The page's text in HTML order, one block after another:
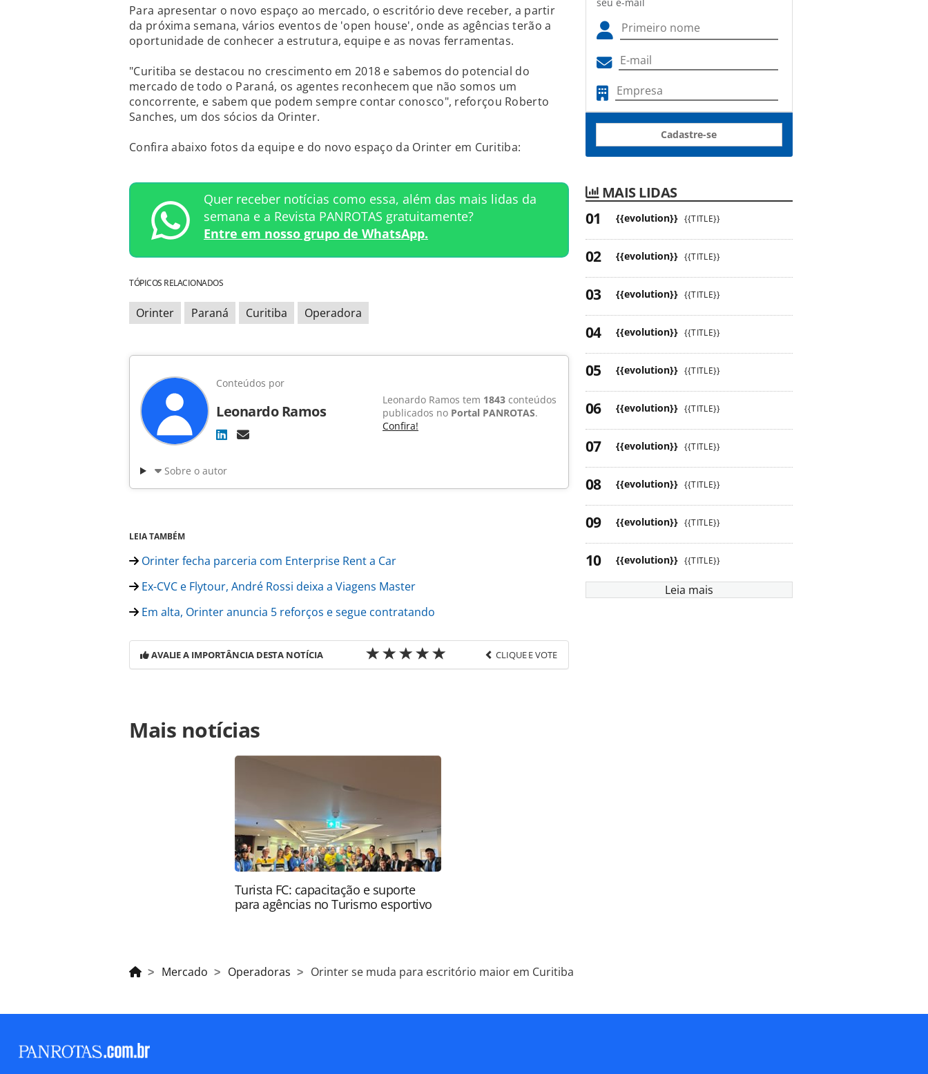
Para apresentar o novo espaço ao mercado, o escritório deve receber, a partir
da próxima semana, vários eventos de 'open house', onde as agências terão a
oportunidade de conhecer a estrutura, equipe e as novas ferramentas.
"Curitiba se destacou no crescimento em 2018 e sabemos do potencial do
mercado de todo o Paraná, os agentes reconhecem que não somos um
concorrente, e sabem que podem sempre contar conosco", reforçou Roberto
Sanches, um dos sócios da Orinter.
Confira abaixo fotos da equipe e do novo espaço da Orinter em Curitiba:
Quer receber notícias como essa, além das mais lidas da
semana e a Revista PANROTAS gratuitamente?
Entre em nosso grupo de WhatsApp.
TÓPICOS RELACIONADOS
Orinter Paraná Curitiba Operadora
Conteúdos por
Leonardo Ramos
Leonardo Ramos tem 1843 conteúdos
publicados no Portal PANROTAS.
Confira!
Sobre o autor
LEIA TAMBÉM
Orinter fecha parceria com Enterprise Rent a Car
Ex-CVC e Flytour, André Rossi deixa a Viagens Master
Em alta, Orinter anuncia 5 reforços e segue contratando
AVALIE A IMPORTÂNCIA DESTA NOTÍCIA CLIQUE E VOTE
https://www.panrotas.com.br/mercado/operadoras/2019/03/orinter-se-muda-para-
escritorio-maior-em-curitiba_162795.html ou as ferramentas oferecidas na página. Todo
o conteúdo produzido pela PANROTAS Editora é protegido pela legislação brasileira
Mais notícias
Turista FC: capacitação e suporte
para agências no Turismo esportivo
Cadastre-se
MAIS LIDAS
{{evolution}} {{TITLE}}
{{evolution}} {{TITLE}}
{{evolution}} {{TITLE}}
{{evolution}} {{TITLE}}
{{evolution}} {{TITLE}}
{{evolution}} {{TITLE}}
{{evolution}} {{TITLE}}
{{evolution}} {{TITLE}}
{{evolution}} {{TITLE}}
{{evolution}} {{TITLE}}
Leia mais
Mercado Operadoras Orinter se muda para escritório maior em Curitiba